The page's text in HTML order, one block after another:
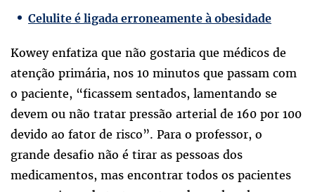
Celulite é ligada erroneamente à obesidade
Kowey enfatiza que não gostaria que médicos de
atenção primária, nos 10 minutos que passam com
o paciente, “ficassem sentados, lamentando se
devem ou não tratar pressão arterial de 160 por 100
devido ao fator de risco”. Para o professor, o
grande desafio não é tirar as pessoas dos
medicamentos, mas encontrar todos os pacientes